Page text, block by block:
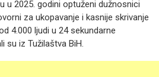
u 2025. godini optuženi dužnosnici
za ukopavanje i kasnije skrivanje
4.000 ljudi u 24 sekundarne
su iz Tužilaštva BiH.